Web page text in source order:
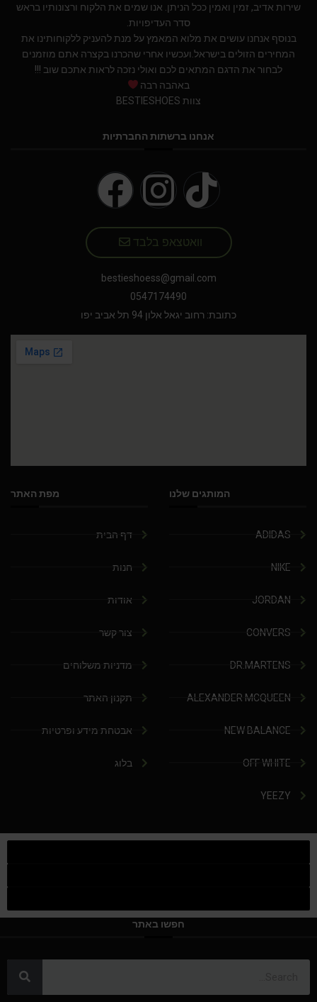
שירות אדיב, זמין ואמין ככל הניתן. אנו שמים את הלקוח ורצונותיו בראש
סדר העדיפויות.
בנוסף אנחנו עושים את מלוא המאמץ על מנת להעניק ללקוחותינו את
המחירים הזולים בישראל.ועכשיו אחרי שהכרנו בקצרה אתם מוזמנים
לבחור את הדגם המתאים לכם ואולי נזכה לראות אתכם שוב !!!
באהבה רבה
צוות BESTIESHOES
אנחנו ברשתות החברתיות
וואטצאפ בלבד
bestieshoess@gmail.com
0547174490
כתובת: רחוב יגאל אלון 94 תל אביב יפו
המותגים שלנו
ADIDAS
NIKE
JORDAN
CONVERS
DR.MARTENS
ALEXANDER MCQUEEN
NEW BALANCE
OFF WHITE
YEEZY
מפת האתר
דף הבית
חנות
אודות
צור קשר
מדניות משלוחים
תקנון האתר
אבטחת מידע ופרטיות
בלוג
חפשו באתר